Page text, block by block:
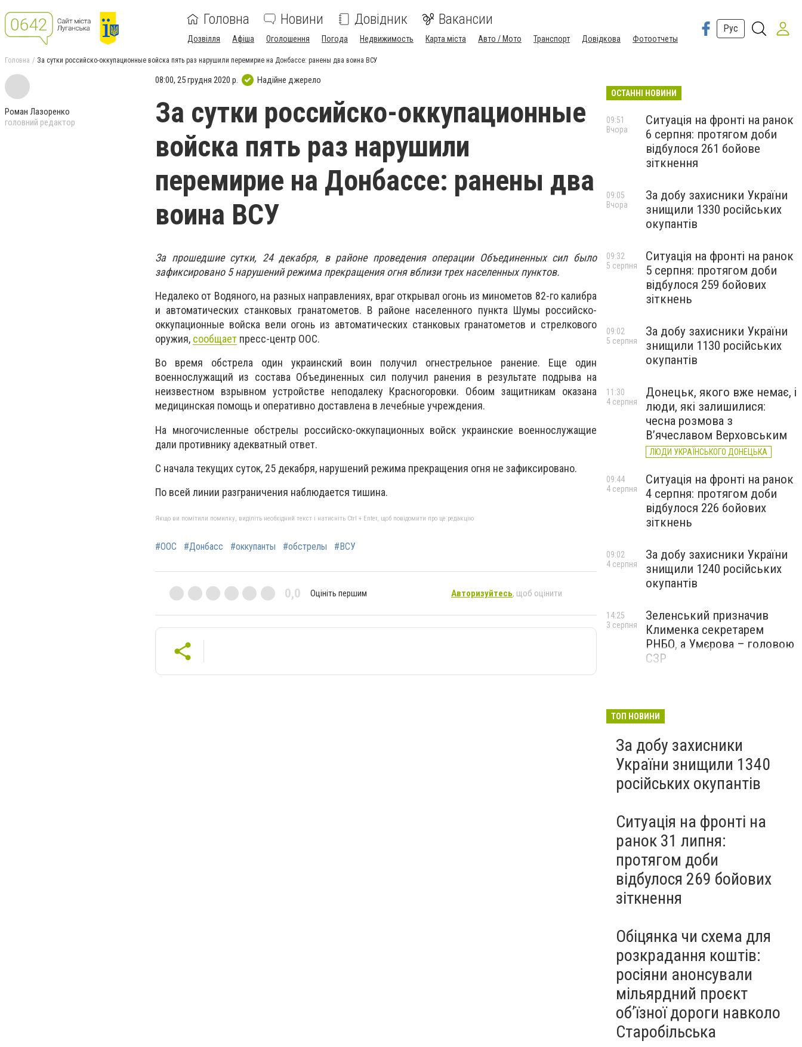
Головна Новини Довідник Вакансии
Дозвілля Афіша Оголошення Погода Недвижимость Карта міста Авто / Мото Транспорт Довідкова Фотоотчеты
Рус
Головна За сутки российско-оккупационные войска пять раз нарушили перемирие на Донбассе: ранены два воина ВСУ
Роман Лазоренко
головний редактор
08:00, 25 грудня 2020 р. Надійне джерело
За сутки российско-оккупационные
войска пять раз нарушили
перемирие на Донбассе: ранены два
воина ВСУ
За прошедшие сутки, 24 декабря, в районе проведения операции Объединенных сил было
зафиксировано 5 нарушений режима прекращения огня вблизи трех населенных пунктов.
Недалеко от Водяного, на разных направлениях, враг открывал огонь из минометов 82-го калибра
и автоматических станковых гранатометов. В районе населенного пункта Шумы российско-
оккупационные войска вели огонь из автоматических станковых гранатометов и стрелкового
оружия, сообщает пресс-центр ООС.
Во время обстрела один украинский воин получил огнестрельное ранение. Еще один
военнослужащий из состава Объединенных сил получил ранения в результате подрыва на
неизвестном взрывном устройстве неподалеку Красногоровки. Обоим защитникам оказана
медицинская помощь и оперативно доставлена в лечебные учреждения.
На многочисленные обстрелы российско-оккупационных войск украинские военнослужащие
дали противнику адекватный ответ.
С начала текущих суток, 25 декабря, нарушений режима прекращения огня не зафиксировано.
По всей линии разграничения наблюдается тишина.
Якщо ви помітили помилку, виділіть необхідний текст і натисніть Ctrl + Enter, щоб повідомити про це редакцію
#ООС #Донбасс #оккупанты #обстрелы #ВСУ
0,0 Оцініть першим Авторизуйтесь, щоб оцінити
ОСТАННІ НОВИНИ
Ситуація на фронті на ранок
6 серпня: протягом доби
відбулося 261 бойове
зіткнення
09:51
Вчора
За добу захисники України
знищили 1330 російських
окупантів
09:05
Вчора
Ситуація на фронті на ранок
5 серпня: протягом доби
відбулося 259 бойових
зіткнень
09:32
5 серпня
За добу захисники України
знищили 1130 російських
окупантів
09:02
5 серпня
Донецьк, якого вже немає, і
люди, які залишилися:
чесна розмова з
В’ячеславом Верховським
ЛЮДИ УКРАЇНСЬКОГО ДОНЕЦЬКА
11:30
4 серпня
Ситуація на фронті на ранок
4 серпня: протягом доби
відбулося 226 бойових
зіткнень
09:44
4 серпня
За добу захисники України
знищили 1240 російських
окупантів
09:02
4 серпня
Зеленський призначив
Клименка секретарем
РНБО, а Умєрова – головою
СЗР
14:25
3 серпня
ТОП НОВИНИ
За добу захисники
України знищили 1340
російських окупантів
Ситуація на фронті на
ранок 31 липня:
протягом доби
відбулося 269 бойових
зіткнення
Обіцянка чи схема для
розкрадання коштів:
росіяни анонсували
мільярдний проєкт
об’їзної дороги навколо
Старобільська